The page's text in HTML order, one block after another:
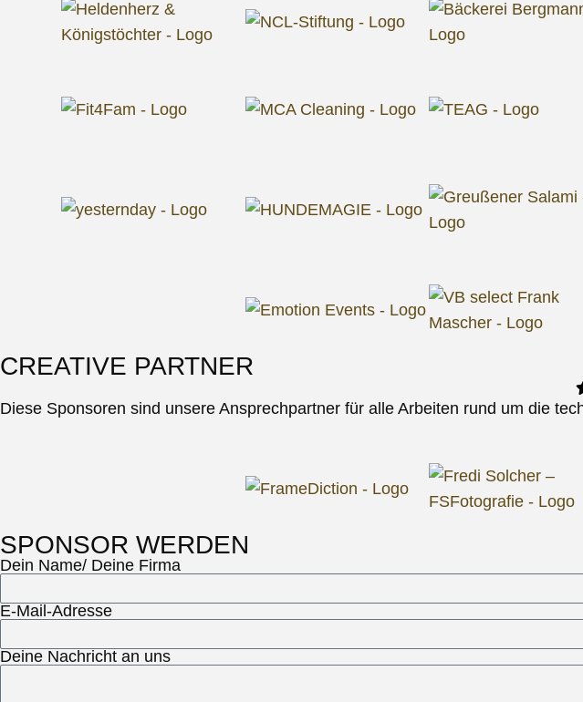
CREATIVE PARTNER
Diese Sponsoren sind unsere Ansprechpartner für alle Arbeiten rund um die
SPONSOR WERDEN
Dein Name/ Deine Firma
E-Mail-Adresse
Deine Nachricht an uns